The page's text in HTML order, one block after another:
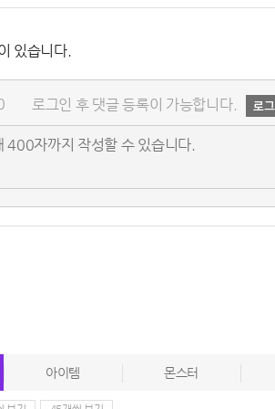
있습니다.
로그인 후 댓글 등록이 가능합니다.
아이템 몬스터